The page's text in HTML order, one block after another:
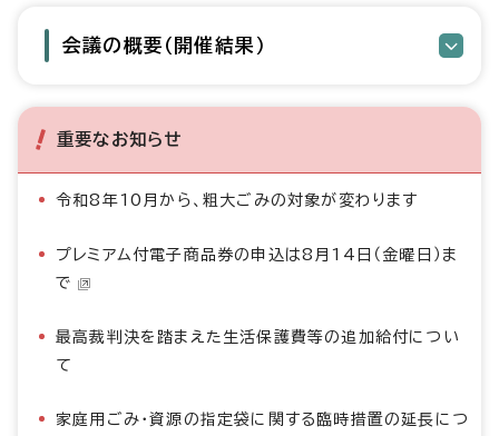
会議の概要（開催結果）
重要なお知らせ
令和8年10月から、粗大ごみの対象が変わります
プレミアム付電子商品券の申込は8月14日（金曜日）ま
で
最高裁判決を踏まえた生活保護費等の追加給付につい
て
家庭用ごみ・資源の指定袋に関する臨時措置の延長につ